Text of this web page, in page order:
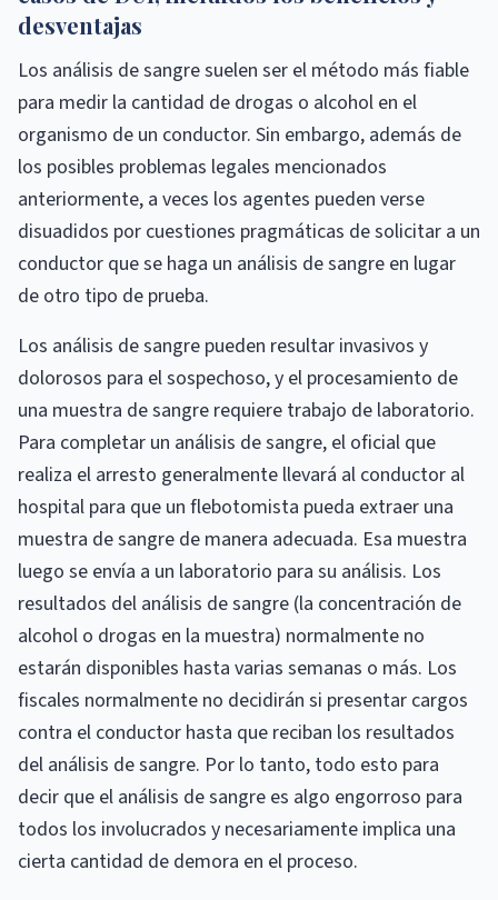
desventajas
Los análisis de sangre suelen ser el método más fiable
para medir la cantidad de drogas o alcohol en el
organismo de un conductor. Sin embargo, además de
los posibles problemas legales mencionados
anteriormente, a veces los agentes pueden verse
disuadidos por cuestiones pragmáticas de solicitar a un
conductor que se haga un análisis de sangre en lugar
de otro tipo de prueba.
Los análisis de sangre pueden resultar invasivos y
dolorosos para el sospechoso, y el procesamiento de
una muestra de sangre requiere trabajo de laboratorio.
Para completar un análisis de sangre, el oficial que
realiza el arresto generalmente llevará al conductor al
hospital para que un flebotomista pueda extraer una
muestra de sangre de manera adecuada. Esa muestra
luego se envía a un laboratorio para su análisis. Los
resultados del análisis de sangre (la concentración de
alcohol o drogas en la muestra) normalmente no
estarán disponibles hasta varias semanas o más. Los
fiscales normalmente no decidirán si presentar cargos
contra el conductor hasta que reciban los resultados
del análisis de sangre. Por lo tanto, todo esto para
decir que el análisis de sangre es algo engorroso para
todos los involucrados y necesariamente implica una
cierta cantidad de demora en el proceso.